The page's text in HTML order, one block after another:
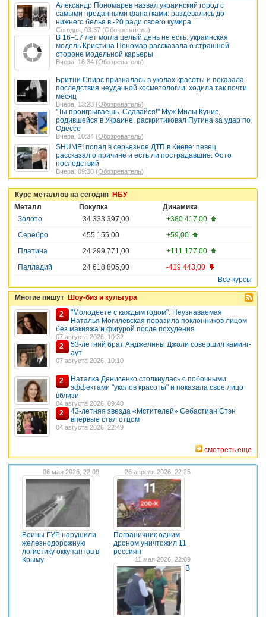
Александр Пономарев назвал украинский город с
самыми преданными фанатками: раздевались до
нижнего белья в -20 ради своего кумира
Сегодня, 03:37 (Обозреватель)
В 16–17 лет могла целый день не есть: украинская
модель Кристина Пономар рассказала о страшной
стороне модельной карьеры
Вчера, 16:34 (Обозреватель)
Бритни Спирс призналась в уколах красоты и показала
последствия неудачной косметологии: ходила так почти
месяц
Вчера, 13:23 (Обозреватель)
"Ты проигрываешь. Сдавайся!" Муж Милы Кунис,
родившейся в Украине, раскритиковал Путина за удар по
Одессе
Вчера, 10:34 (Обозреватель)
SHUMEI попал в серьезное ДТП в Киеве: певец
рассказал о причине и есть ли пострадавшие. Фото
последствий
Вчера, 09:30 (Обозреватель)
Курс металлов на сегодня НБУ
Металл
Покупка
Динамика
Золото
34 333 397,00
+380 417,00
Серебро
455 155,00
+59,00
Платина
24 299 771,00
+111 177,00
Палладий
24 618 805,00
-419 443,00
Все курсы
Многие пишут Шоу-биз и культура
2
"Молодеете с каждым годом". Неузнаваемая
Наталья Могилевская поразила поклонников лицом
без макияжа и фигурой после похудения
07 августа 2026, 10:32
2
53-летний брат Анджелины Джоли совершил каминг-
аут
07 августа 2026, 10:10
2
Наталка Денисенко столкнулась с побочными
эффектами "уколов красоты" и показала свое лицо
вблизи
04 августа 2026, 09:40
2
43-летняя звезда «Мстителей» Себастиан Стэн
впервые стал отцом
04 августа 2026, 22:49
смотреть еще
06 мая 2026, 22:09
Воины ГУР нарушили
железнодорожную
логистику оккупантов в
Крыму
26 апреля 2026, 22:25
Пограничник одним
дроном уничтожил 11
россиян
11 мая 2026, 22:09
В